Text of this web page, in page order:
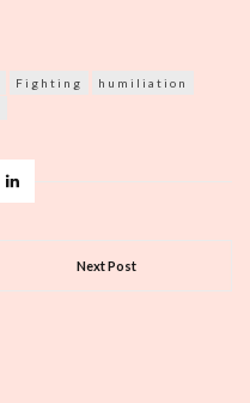
Fighting
humiliation
Next Post